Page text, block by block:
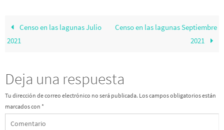
Censo en las lagunas Julio
2021
Censo en las lagunas Septiembre
2021
Deja una respuesta
Tu dirección de correo electrónico no será publicada. Los campos obligatorios están
marcados con *